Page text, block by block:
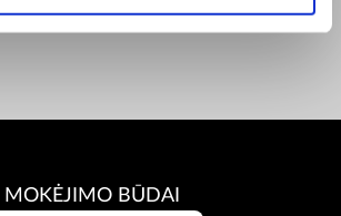
MOKĖJIMO BŪDAI